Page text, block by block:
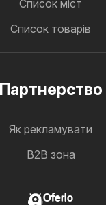
Cписок міст
Список товарів
Партнерство
Як рекламувати
B2B зона
Oferlo